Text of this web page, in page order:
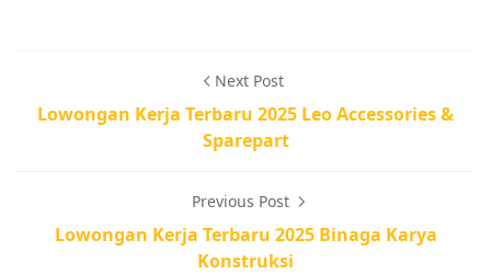
Next Post
Lowongan Kerja Terbaru 2025 Leo Accessories &
Sparepart
Previous Post
Lowongan Kerja Terbaru 2025 Binaga Karya
Konstruksi